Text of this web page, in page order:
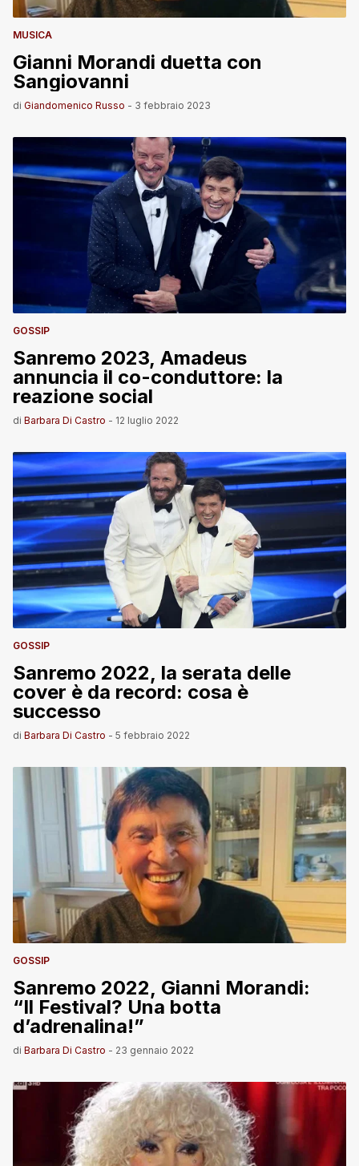
MUSICA
Gianni Morandi duetta con
Sangiovanni
di Giandomenico Russo - 3 febbraio 2023
GOSSIP
Sanremo 2023, Amadeus
annuncia il co-conduttore: la
reazione social
di Barbara Di Castro - 12 luglio 2022
GOSSIP
Sanremo 2022, la serata delle
cover è da record: cosa è
successo
di Barbara Di Castro - 5 febbraio 2022
GOSSIP
Sanremo 2022, Gianni Morandi:
“Il Festival? Una botta
d’adrenalina!”
di Barbara Di Castro - 23 gennaio 2022